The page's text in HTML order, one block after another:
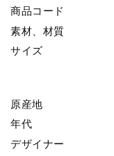
商品コード
素材、材質
サイズ
原産地
年代
デザイナー